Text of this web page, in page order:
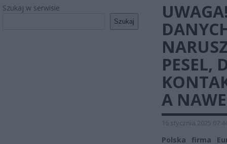
Szukaj w serwisie
Szukaj
PESEL,
A
16 stycznia 2025
Polska firma